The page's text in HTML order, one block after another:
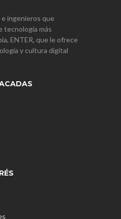
ingenieros que
tecnología más
ENTER, que le ofrece
y cultura digital